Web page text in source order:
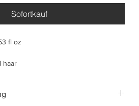
Sofortkauf
fl oz
haar